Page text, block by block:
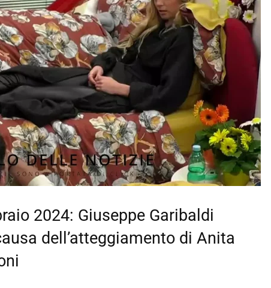
2024: Giuseppe Garibaldi
dell’atteggiamento di Anita